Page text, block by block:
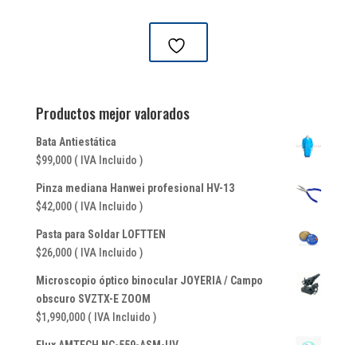
Productos mejor valorados
Bata Antiestática
$99,000 ( IVA Incluido )
Pinza mediana Hanwei profesional HV-13
$42,000 ( IVA Incluido )
Pasta para Soldar LOFTTEN
$26,000 ( IVA Incluido )
Microscopio óptico binocular JOYERIA / Campo
obscuro SVZTX-E ZOOM
$1,990,000 ( IVA Incluido )